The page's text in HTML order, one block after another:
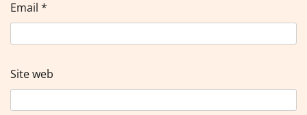
Email *
Site web